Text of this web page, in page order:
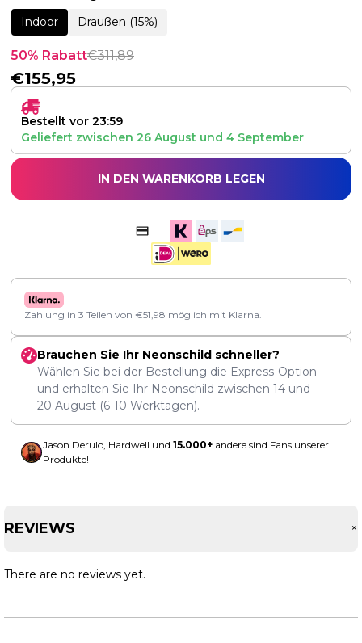
Indoor Draußen (15%)
50% Rabatt€311,89
€155,95
Bestellt vor 23:59
Geliefert zwischen 26 August und 4 September
IN DEN WARENKORB LEGEN
Zahlung in 3 Teilen von €51,98 möglich mit Klarna.
Brauchen Sie Ihr Neonschild schneller?
Wählen Sie bei der Bestellung die Express-Option
und erhalten Sie Ihr Neonschild zwischen 14 und
20 August (6-10 Werktagen).
Jason Derulo, Hardwell und 15.000+ andere sind Fans unserer
Produkte!
REVIEWS +
There are no reviews yet.